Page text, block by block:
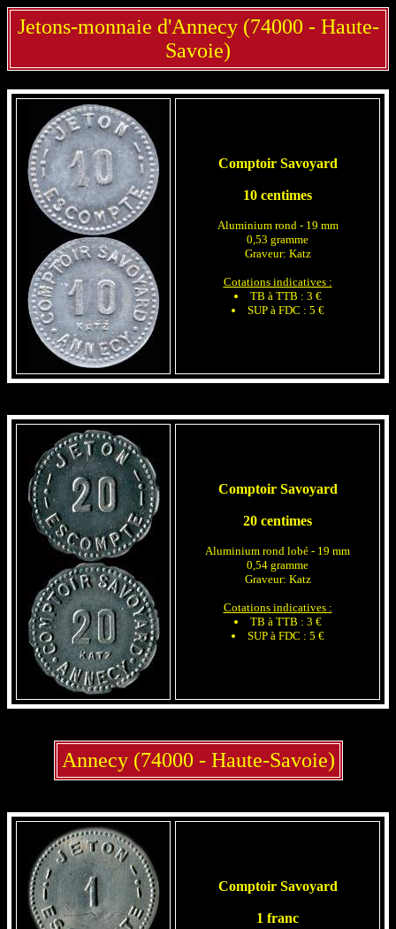
Jetons-monnaie d'Annecy (74000 - Haute-
Savoie)
Comptoir Savoyard
10 centimes
Aluminium rond - 19 mm
0,53 gramme
Graveur: Katz
Cotations indicatives :
TB à TTB : 3 €
SUP à FDC : 5 €
Comptoir Savoyard
20 centimes
Aluminium rond lobé - 19 mm
0,54 gramme
Graveur: Katz
Cotations indicatives :
TB à TTB : 3 €
SUP à FDC : 5 €
Annecy (74000 - Haute-Savoie)
Comptoir Savoyard
1 franc